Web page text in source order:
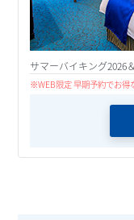
サマーバイキング2026
※WEB限定 早期予約でお得